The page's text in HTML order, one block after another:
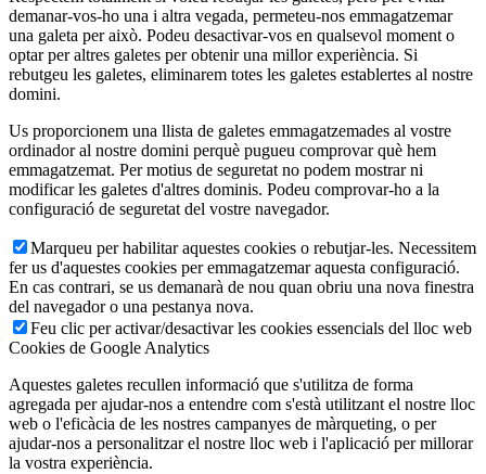
demanar-vos-ho una i altra vegada, permeteu-nos emmagatzemar
una galeta per això. Podeu desactivar-vos en qualsevol moment o
optar per altres galetes per obtenir una millor experiència. Si
rebutgeu les galetes, eliminarem totes les galetes establertes al nostre
domini.
Us proporcionem una llista de galetes emmagatzemades al vostre
ordinador al nostre domini perquè pugueu comprovar què hem
emmagatzemat. Per motius de seguretat no podem mostrar ni
modificar les galetes d'altres dominis. Podeu comprovar-ho a la
configuració de seguretat del vostre navegador.
Marqueu per habilitar aquestes cookies o rebutjar-les. Necessitem
fer us d'aquestes cookies per emmagatzemar aquesta configuració.
En cas contrari, se us demanarà de nou quan obriu una nova finestra
del navegador o una pestanya nova.
Feu clic per activar/desactivar les cookies essencials del lloc web
Cookies de Google Analytics
Aquestes galetes recullen informació que s'utilitza de forma
agregada per ajudar-nos a entendre com s'està utilitzant el nostre lloc
web o l'eficàcia de les nostres campanyes de màrqueting, o per
ajudar-nos a personalitzar el nostre lloc web i l'aplicació per millorar
la vostra experiència.